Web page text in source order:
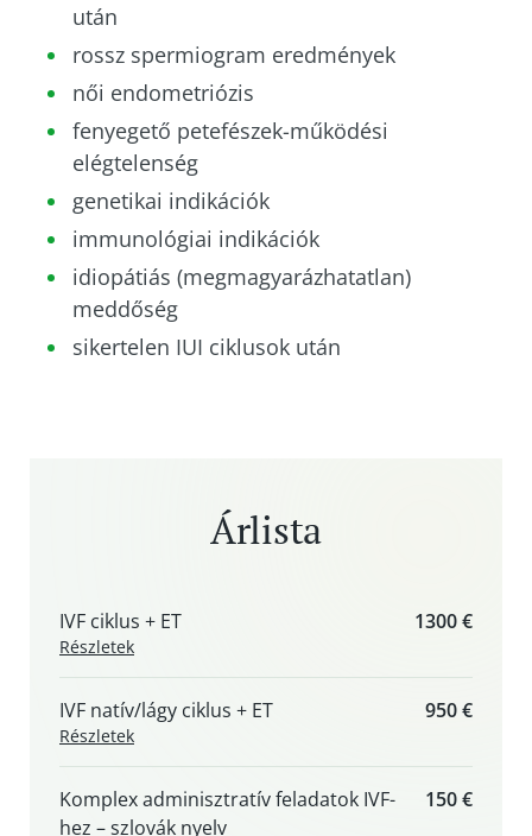
után
rossz spermiogram eredmények
női endometriózis
fenyegető petefészek-működési
elégtelenség
genetikai indikációk
immunológiai indikációk
idiopátiás (megmagyarázhatatlan)
meddőség
sikertelen IUI ciklusok után
Árlista
IVF ciklus + ET
Részletek
1300 €
IVF natív/lágy ciklus + ET
Részletek
950 €
Komplex adminisztratív feladatok IVF-
hez – szlovák nyelv
150 €